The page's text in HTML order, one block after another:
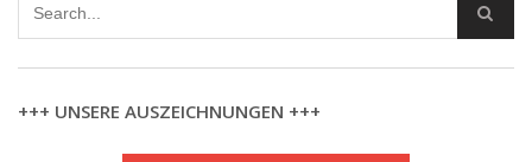
+++ UNSERE AUSZEICHNUNGEN +++